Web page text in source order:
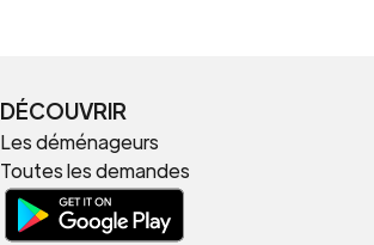
DÉCOUVRIR
Les déménageurs
Toutes les demandes